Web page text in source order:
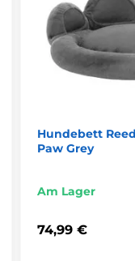
vorherige
Bilder dienen nur
eingeteilt
Für große Hunde
Hundebett
Paw Grey
Am Lager
74,99 €